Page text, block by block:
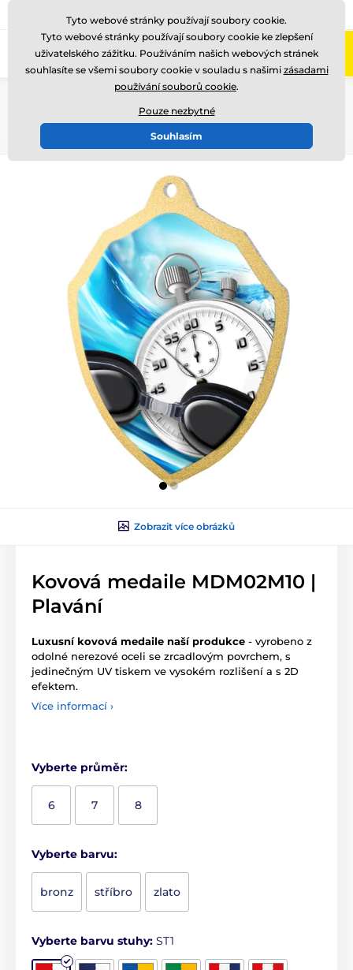
Zavolejte nám (Po-Pá 8-17)
Zobrazit více obrázků
Kovová medaile MDM02M10 |
Plavání
Luxusní kovová medaile naší produkce - vyrobeno z
odolné nerezové oceli se zrcadlovým povrchem, s
jedinečným UV tiskem ve vysokém rozlišení a s 2D
efektem.
Více informací ›
Vyberte průměr:
6 7 8
Vyberte barvu:
bronz stříbro zlato
Vyberte barvu stuhy: ST1
Tyto webové stránky používají soubory cookie.
Tyto webové stránky používají soubory cookie ke zlepšení
uživatelského zážitku. Používáním našich webových stránek
souhlasíte se všemi soubory cookie v souladu s našimi zásadami
používání souborů cookie.
Pouze nezbytné
Souhlasím